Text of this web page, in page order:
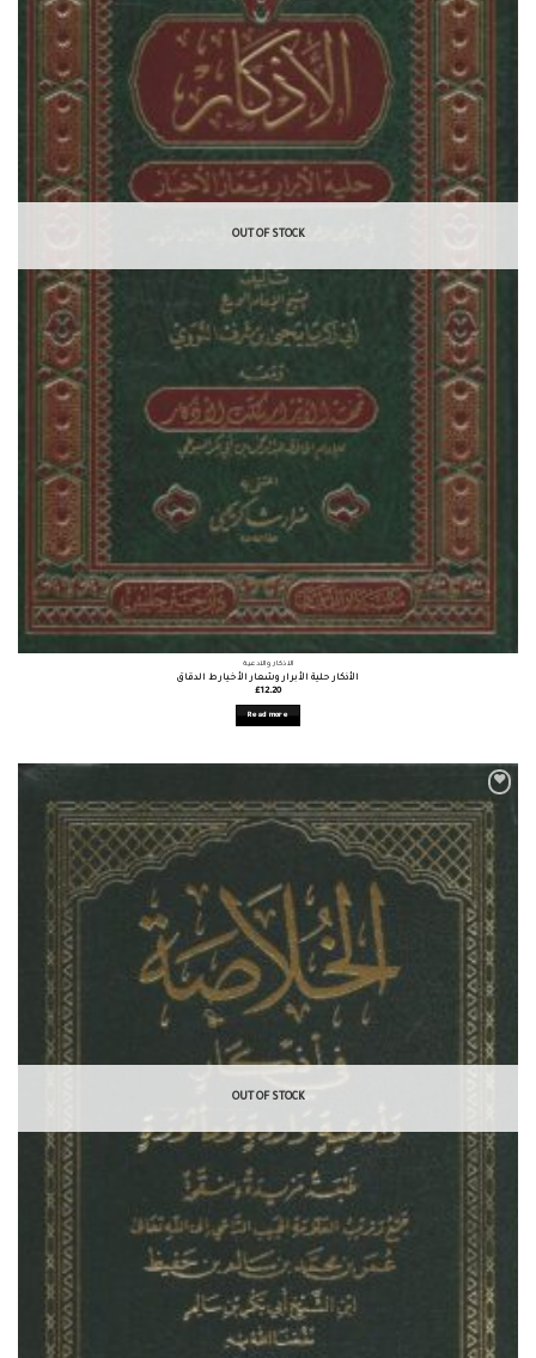
OUT OF STOCK
الأذكار والأدعية
الأذكار حلية الأبرار وشعار الأخيار ط الدقاق
£12.20
Read more
OUT OF STOCK